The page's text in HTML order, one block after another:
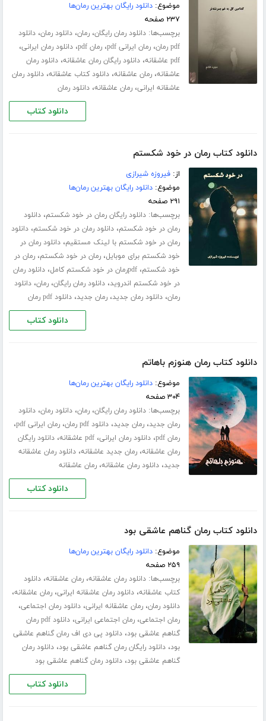
موضوع:دانلود رایگان بهترین رمان‌ها
۲۳۷ صفحه
برچسب‌ها:دانلود رمان رایگان،رمان،دانلود رمان،دانلود
pdf رمان
،رمان ایرانی pdf ،رمان pdf ،دانلود رمان ایرانی،
pdf عاشقانه ،دانلود رایگان رمان عاشقانه،دانلود رمان
عاشقانه،رمان عاشقانه،دانلود کتاب عاشقانه،دانلود رمان
عاشقانه ایرانی،رمان عاشقانه،دانلود رمان
دانلود کتاب
دانلود کتاب رمان در خود شکستم
از:فیروزه شیرازی
موضوع:دانلود رایگان بهترین رمان‌ها
۲۹۱ صفحه
برچسب‌ها:دانلود رایگان رمان در خود شکستم،دانلود
رمان در خود شکستم،دانلود رمان در خود شکستم،دانلود
رمان در خود شکستم با لینک مستقیم،دانلود رمان در
خود شکستم برای موبایل،رمان در خود شکستم،رمان در
خود شکستم،pdfرمان در خود شکستم کامل ،دانلود رمان
در خود شکستم اندروید،دانلود رمان رایگان،رمان،دانلود
رمان،دانلود رمان جدید،رمان جدید،دانلود pdf رمان
دانلود کتاب
دانلود کتاب رمان هنوزم باهاتم
موضوع:دانلود رایگان بهترین رمان‌ها
۳۰۴ صفحه
برچسب‌ها:دانلود رمان رایگان،رمان،دانلود رمان،دانلود
رمان جدید،رمان جدید،دانلود pdf رمان ،رمان ایرانی pdf ،
رمان pdf ،دانلود رمان ایرانی،pdf عاشقانه ،دانلود رایگان
رمان عاشقانه،رمان جدید عاشقانه،دانلود رمان عاشقانه
جدید،دانلود رمان عاشقانه،رمان عاشقانه
دانلود کتاب
دانلود کتاب رمان گناهم عاشقی بود
موضوع:دانلود رایگان بهترین رمان‌ها
۲۵۹ صفحه
برچسب‌ها:دانلود رمان عاشقانه،رمان عاشقانه،دانلود
کتاب عاشقانه،دانلود رمان عاشقانه ایرانی،رمان عاشقانه،
دانلود رمان،رمان عاشقانه ایرانی،دانلود رمان اجتماعی،
رمان اجتماعی،رمان اجتماعی ایرانی،
دانلود pdf رمان
گناهم عاشقی بود،دانلود پی دی اف رمان گناهم عاشقی
بود،دانلود رایگان رمان گناهم عاشقی بود،دانلود رمان
گناهم عاشقی بود،دانلود رمان گناهم عاشقی بود
دانلود کتاب